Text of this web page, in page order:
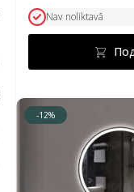
составляла
310,00 €.
300,00 €.
Nav noliktavā
-12%